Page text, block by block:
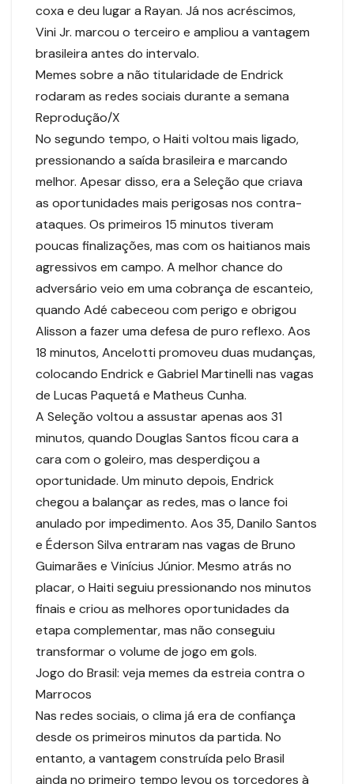
coxa e deu lugar a Rayan. Já nos acréscimos,
Vini Jr. marcou o terceiro e ampliou a vantagem
brasileira antes do intervalo.
Memes sobre a não titularidade de Endrick
rodaram as redes sociais durante a semana
Reprodução/X
No segundo tempo, o Haiti voltou mais ligado,
pressionando a saída brasileira e marcando
melhor. Apesar disso, era a Seleção que criava
as oportunidades mais perigosas nos contra-
ataques. Os primeiros 15 minutos tiveram
poucas finalizações, mas com os haitianos mais
agressivos em campo. A melhor chance do
adversário veio em uma cobrança de escanteio,
quando Adé cabeceou com perigo e obrigou
Alisson a fazer uma defesa de puro reflexo. Aos
18 minutos, Ancelotti promoveu duas mudanças,
colocando Endrick e Gabriel Martinelli nas vagas
de Lucas Paquetá e Matheus Cunha.
A Seleção voltou a assustar apenas aos 31
minutos, quando Douglas Santos ficou cara a
cara com o goleiro, mas desperdiçou a
oportunidade. Um minuto depois, Endrick
chegou a balançar as redes, mas o lance foi
anulado por impedimento. Aos 35, Danilo Santos
e Éderson Silva entraram nas vagas de Bruno
Guimarães e Vinícius Júnior. Mesmo atrás no
placar, o Haiti seguiu pressionando nos minutos
finais e criou as melhores oportunidades da
etapa complementar, mas não conseguiu
transformar o volume de jogo em gols.
Jogo do Brasil: veja memes da estreia contra o
Marrocos
Nas redes sociais, o clima já era de confiança
desde os primeiros minutos da partida. No
entanto, a vantagem construída pelo Brasil
ainda no primeiro tempo levou os torcedores à